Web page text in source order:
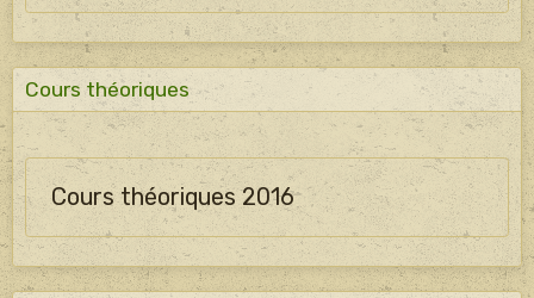
Cours théoriques
Cours théoriques 2016